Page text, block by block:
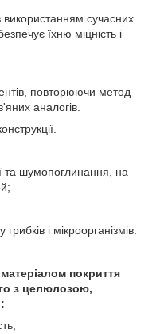
використанням сучасних
їхню міцність і
повторюючи метод
аналогів.
та шумопоглинання, на
і мікроорганізмів.
покриття
з целюлозою,